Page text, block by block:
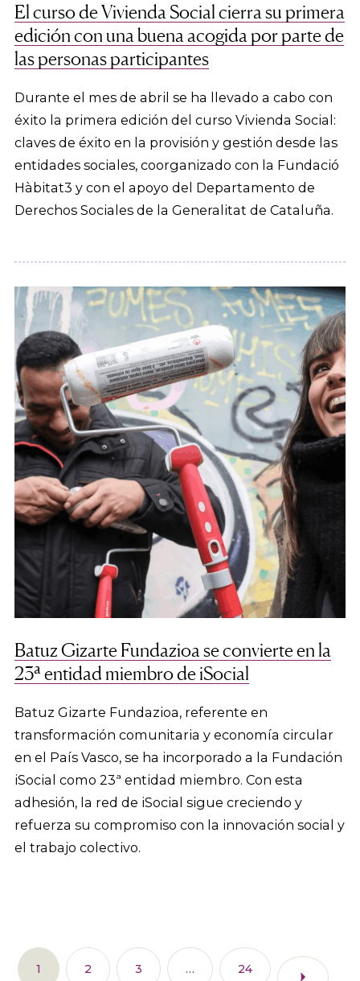
El curso de Vivienda Social cierra su primera
edición con una buena acogida por parte de
las personas participantes
Durante el mes de abril se ha llevado a cabo con
éxito la primera edición del curso Vivienda Social:
claves de éxito en la provisión y gestión desde las
entidades sociales, coorganizado con la Fundació
Hàbitat3 y con el apoyo del Departamento de
Derechos Sociales de la Generalitat de Cataluña.
Batuz Gizarte Fundazioa se convierte en la
23ª entidad miembro de iSocial
Batuz Gizarte Fundazioa, referente en
transformación comunitaria y economía circular
en el País Vasco, se ha incorporado a la Fundación
iSocial como 23ª entidad miembro. Con esta
adhesión, la red de iSocial sigue creciendo y
refuerza su compromiso con la innovación social y
el trabajo colectivo.
1 2 3 … 24